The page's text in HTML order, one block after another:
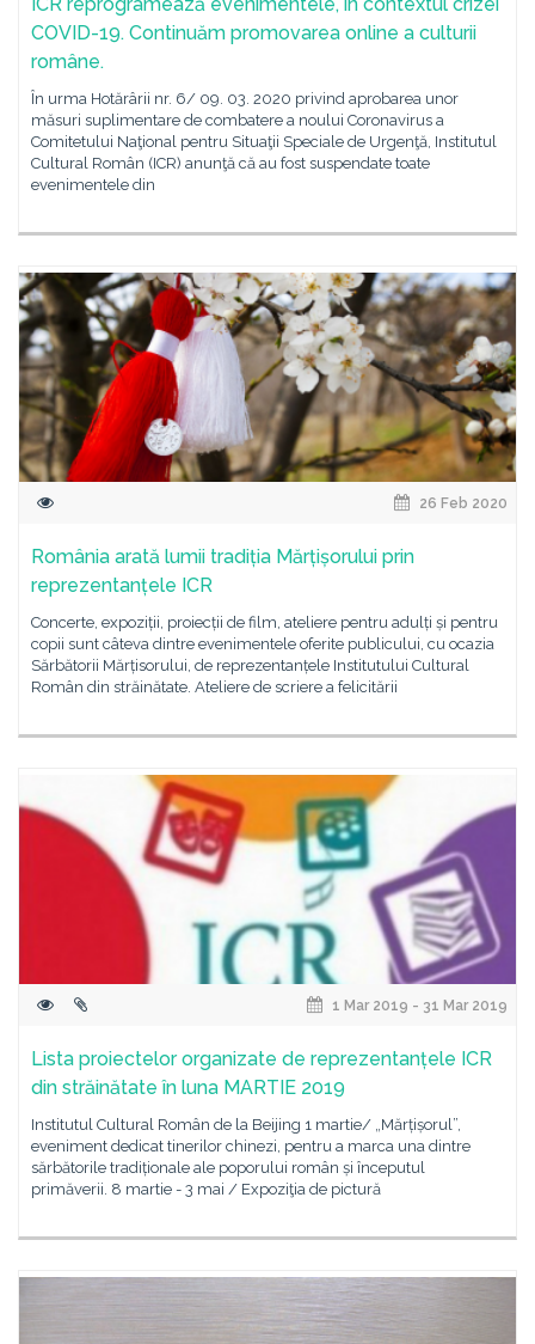
COVID-19. Continuăm promovarea online a culturii
române.
În urma Hotărârii nr. 6/ 09. 03. 2020 privind aprobarea unor
măsuri suplimentare de combatere a noului Coronavirus a
Comitetului Naţional pentru Situaţii Speciale de Urgenţă, Institutul
Cultural Român (ICR) anunţă că au fost suspendate toate
evenimentele din
26 Feb 2020
România arată lumii tradiția Mărțișorului prin
reprezentanțele ICR
Concerte, expoziții, proiecții de film, ateliere pentru adulți și pentru
copii sunt câteva dintre evenimentele oferite publicului, cu ocazia
Sărbătorii Mărțisorului, de reprezentanțele Institutului Cultural
Român din străinătate. Ateliere de scriere a felicitării
1 Mar 2019 - 31 Mar 2019
Lista proiectelor organizate de reprezentanțele ICR
din străinătate în luna MARTIE 2019
Institutul Cultural Român de la Beijing 1 martie/ „Mărțișorul”,
eveniment dedicat tinerilor chinezi, pentru a marca una dintre
sărbătorile tradiționale ale poporului român și începutul
primăverii. 8 martie - 3 mai / Expoziţia de pictură